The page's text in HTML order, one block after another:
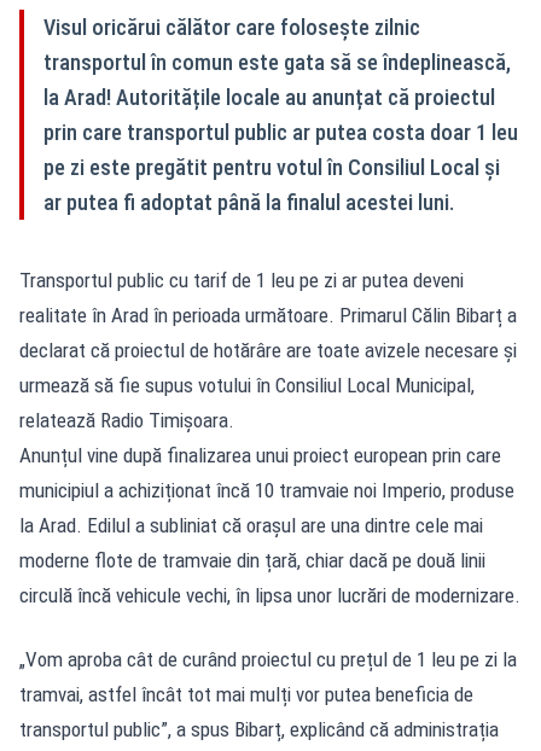
Visul oricărui călător care folosește zilnic
transportul în comun este gata să se îndeplinească,
la Arad! Autoritățile locale au anunțat că proiectul
prin care transportul public ar putea costa doar 1 leu
pe zi este pregătit pentru votul în Consiliul Local și
ar putea fi adoptat până la finalul acestei luni.
Transportul public cu tarif de 1 leu pe zi ar putea deveni
realitate în Arad în perioada următoare. Primarul Călin Bibarț a
declarat că proiectul de hotărâre are toate avizele necesare și
urmează să fie supus votului în Consiliul Local Municipal,
relatează Radio Timișoara.
Anunțul vine după finalizarea unui proiect european prin care
municipiul a achiziționat încă 10 tramvaie noi Imperio, produse
la Arad. Edilul a subliniat că orașul are una dintre cele mai
moderne flote de tramvaie din țară, chiar dacă pe două linii
circulă încă vehicule vechi, în lipsa unor lucrări de modernizare.
„Vom aproba cât de curând proiectul cu prețul de 1 leu pe zi la
tramvai, astfel încât tot mai mulți vor putea beneficia de
transportul public”, a spus Bibarț, explicând că administrația